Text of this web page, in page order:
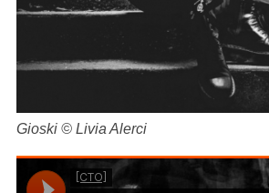
Gioski © Livia Alerci